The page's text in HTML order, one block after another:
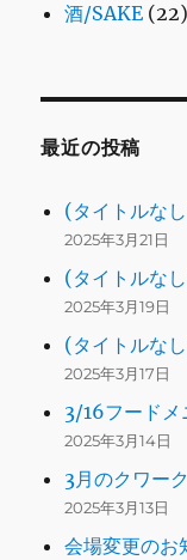
酒/SAKE (22)
最近の投稿
(タイトルな
2025年3月21日
(タイトルな
2025年3月19日
(タイトルな
2025年3月17日
3/16フードメ
2025年3月14日
3月のクワー
2025年3月13日
会場変更のお